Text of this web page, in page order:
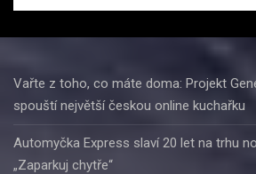
Vařte z toho, co máte doma: Projekt
spouští největší českou online kuchařku
Automyčka Express slaví 20 let na trhu
„Zaparkuj chytře“